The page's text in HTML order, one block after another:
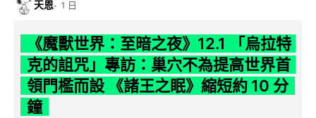
天恩 1 日
《魔獸世界：至暗之夜》12.1 「烏拉特
克的詛咒」專訪：巢穴不為提高世界首
領門檻而設 《諸王之眠》縮短約 10 分
鐘